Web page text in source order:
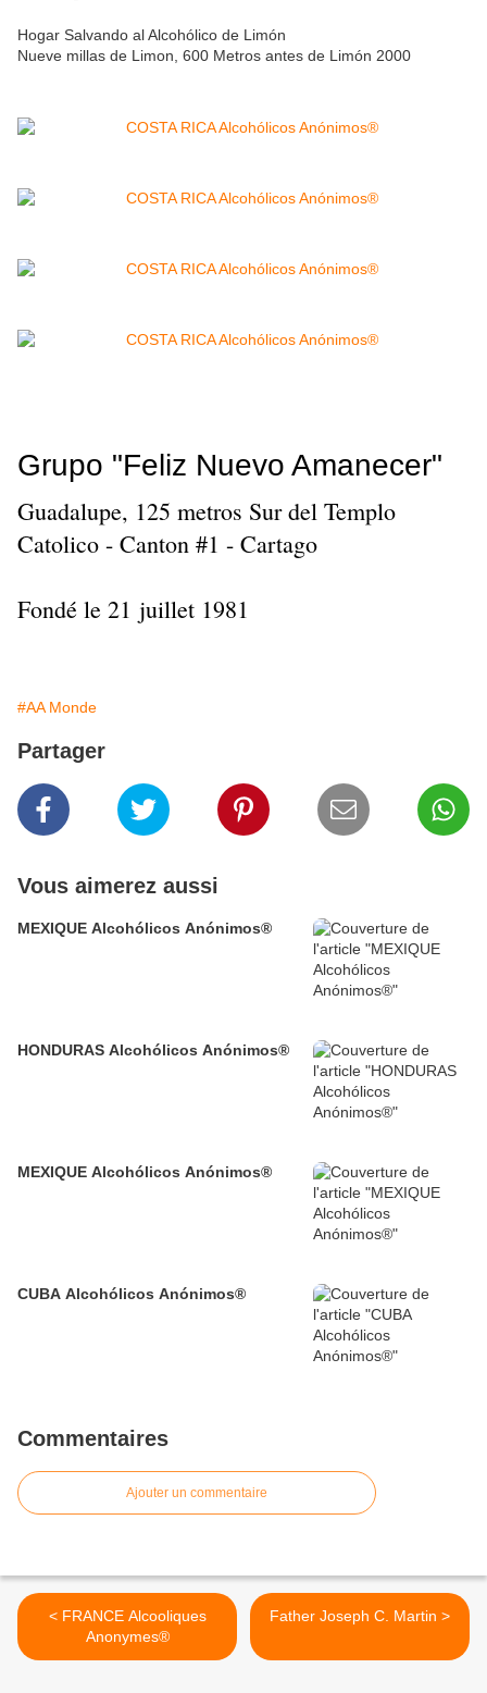
Hogar Salvando al Alcohólico de Limón
Nueve millas de Limon, 600 Metros antes de Limón 2000
Grupo "Feliz Nuevo Amanecer"
Guadalupe, 125 metros Sur del Templo
Catolico - Canton #1 - Cartago
Fondé le 21 juillet 1981
#AA Monde
Partager
Vous aimerez aussi
MEXIQUE Alcohólicos Anónimos®
HONDURAS Alcohólicos Anónimos®
MEXIQUE Alcohólicos Anónimos®
CUBA Alcohólicos Anónimos®
Commentaires
Ajouter un commentaire
< FRANCE Alcooliques
Anonymes®
Father Joseph C. Martin >